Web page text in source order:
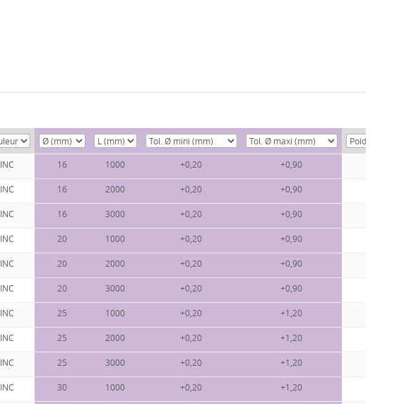
INC 16 1000 +0,20 +0,90
INC 16 2000 +0,20 +0,90
INC 16 3000 +0,20 +0,90
INC 20 1000 +0,20 +0,90
INC 20 2000 +0,20 +0,90
INC 20 3000 +0,20 +0,90
INC 25 1000 +0,20 +1,20
INC 25 2000 +0,20 +1,20
INC 25 3000 +0,20 +1,20
INC 30 1000 +0,20 +1,20